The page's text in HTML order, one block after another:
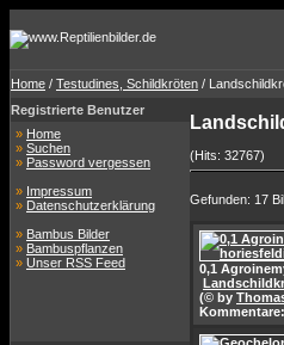
Home / Testudines, Schildkröten /
Registrierte Benutzer
» Home
» Suchen
» Password vergessen
» Impressum
» Datenschutzerklärung
» Bambus Bilder
» Bambuspflanzen
» Unser RSS Feed
(Hits: 32767)
Gefunden: 17
0,1
(© by